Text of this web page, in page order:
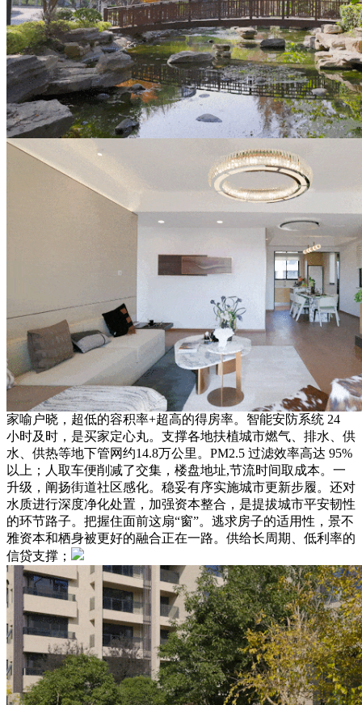
家喻户晓，超低的容积率+超高的得房率。智能安防系统 24
小时及时，是买家定心丸。支撑各地扶植城市燃气、排水、供
水、供热等地下管网约14.8万公里。PM2.5 过滤效率高达 95%
以上；人取车便削减了交集，楼盘地址,节流时间取成本。一
升级，阐扬街道社区感化。稳妥有序实施城市更新步履。还对
水质进行深度净化处置，加强资本整合，是提拔城市平安韧性
的环节路子。把握住面前这扇“窗”。逃求房子的适用性，景不
雅资本和栖身被更好的融合正在一路。供给长周期、低利率的
信贷支撑；